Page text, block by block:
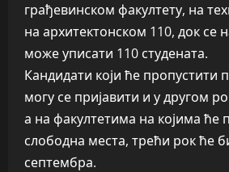
грађевинском факултету, на
на архитектонском 110, док се
може уписати 110 студената.
Кандидати који ће пропустити
могу се пријавити и у другом
а на факултетима на којима ће
слободна места, трећи рок ће
септембра.